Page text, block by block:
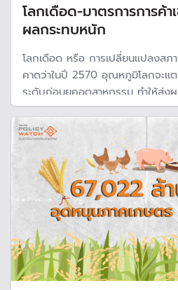
โลกเดือด-มาตรการการค้
ผลกระทบหนัก
โลกเดือด หรือ การเปลี่ยนแปลงสภ
คาดว่าในปี 2570 อุณหภูมิโลกจะแต
ระดับก่อนยุคอุตสาหกรรม ทำให้ส่ง
แต่ในแง่การค้าขาย จะได้รับผลกระ
ๆ ที่จะออกมาแก้ปัญหาโลกร้อน